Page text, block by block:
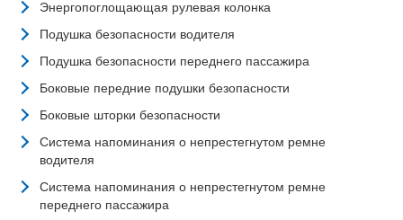
Энергопоглощающая рулевая колонка
Подушка безопасности водителя
Подушка безопасности переднего пассажира
Боковые передние подушки безопасности
Боковые шторки безопасности
Система напоминания о непрестегнутом ремне
водителя
Система напоминания о непрестегнутом ремне
переднего пассажира